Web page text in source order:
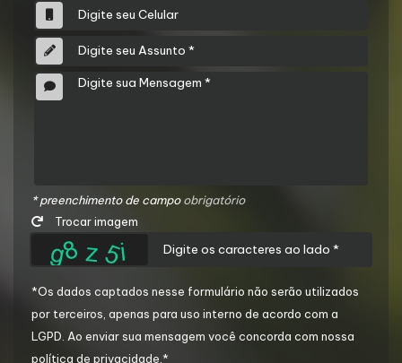
* preenchimento de campoobrigatório
Trocar imagem
*Os dados captados nesse formulário não serão utilizados
por terceiros, apenas para uso interno de acordo com a
LGPD. Ao enviar sua mensagem você concorda com nossa
política de privacidade.*